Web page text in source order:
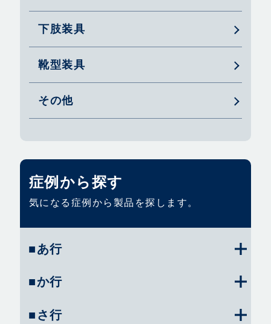
下肢装具
靴型装具
その他
症例から探す
気になる症例から製品を探します。
■あ行
■か行
■さ行